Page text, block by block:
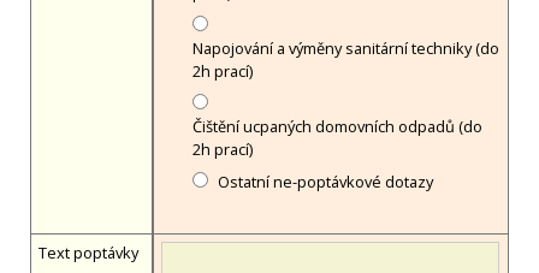
Napojování a výměny sanitární techniky (do
2h prací)
Čištění ucpaných domovních odpadů (do
2h prací)
Ostatní ne-poptávkové dotazy
Text poptávky